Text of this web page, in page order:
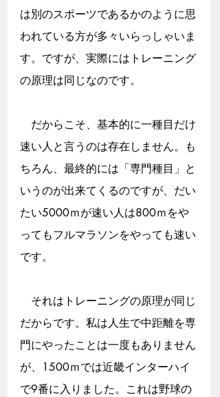
は別のスポーツであるかのように思
われている方が多々いらっしゃいま
す。ですが、実際にはトレーニング
の原理は同じなのです。
だからこそ、基本的に一種目だけ
速い人と言うのは存在しません。も
ちろん、最終的には「専門種目」と
いうのが出来てくるのですが、だい
たい5000ｍが速い人は800ｍをや
ってもフルマラソンをやっても速い
です。
それはトレーニングの原理が同じ
だからです。私は人生で中距離を専
門にやったことは一度もありません
が、1500ｍでは近畿インターハイ
で9番に入りました。これは野球の